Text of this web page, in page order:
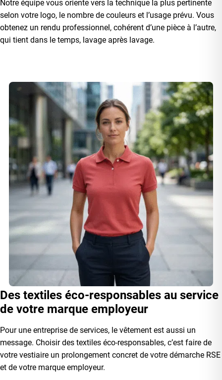
Notre équipe vous oriente vers la technique la plus pertinente
selon votre logo, le nombre de couleurs et l’usage prévu. Vous
obtenez un rendu professionnel, cohérent d’une pièce à l’autre,
qui tient dans le temps, lavage après lavage.
Des textiles éco-responsables au service
de votre marque employeur
Pour une entreprise de services, le vêtement est aussi un
message. Choisir des textiles éco-responsables, c’est faire de
votre vestiaire un prolongement concret de votre démarche RSE
et de votre marque employeur.